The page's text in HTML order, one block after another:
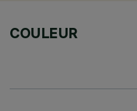
COULEUR